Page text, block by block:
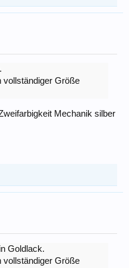
vollständiger Größe
Mechanik silber
Goldlack.
vollständiger Größe